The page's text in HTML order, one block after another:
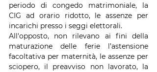
periodo di congedo matrimoniale, la
CIG ad orario ridotto, le assenze per
incarichi presso i seggi elettorali.
All'opposto, non rilevano ai fini della
maturazione delle ferie l’astensione
facoltativa per maternità, le assenze per
sciopero, il preavviso non lavorato, la